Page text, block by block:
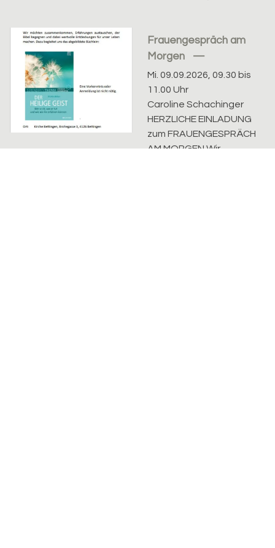
Frauengespräch am
Morgen
Mi. 09.09.2026, 09.30 bis
11.00 Uhr
Caroline Schachinger
HERZLICHE EINLADUNG
zum FRAUENGESPRÄCH
AM MORGEN Wir